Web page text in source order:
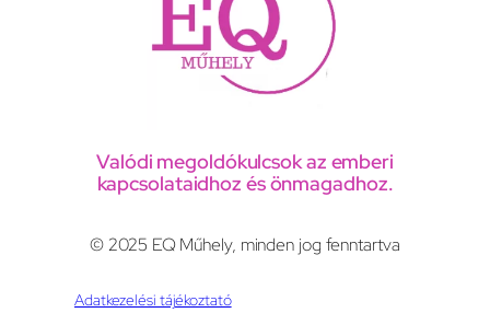
Valódi megoldókulcsok az emberi
kapcsolataidhoz és önmagadhoz.
© 2025 EQ Műhely, minden jog fenntartva
Adatkezelési tájékoztató